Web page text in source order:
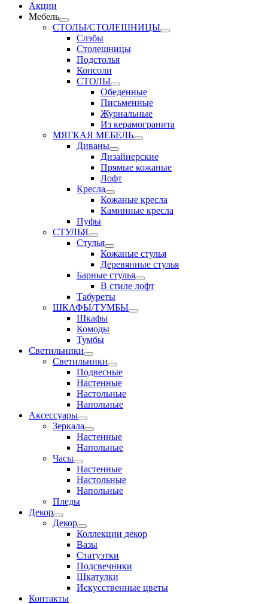
Акции
Мебель
СТОЛЫ/СТОЛЕШНИЦЫ
Слэбы
Столешницы
Подстолья
Консоли
СТОЛЫ
Обеденные
Письменные
Журнальные
Из керамогранита
МЯГКАЯ МЕБЕЛЬ
Диваны
Дизайнерские
Прямые кожаные
Лофт
Кресла
Кожаные кресла
Каминные кресла
Пуфы
СТУЛЬЯ
Стулья
Кожаные стулья
Деревянные стулья
Барные стулья
В стиле лофт
Табуреты
ШКАФЫ/ТУМБЫ
Шкафы
Комоды
Тумбы
Светильники
Светильники
Подвесные
Настенные
Настольные
Напольные
Аксессуары
Зеркала
Настенные
Напольные
Часы
Настенные
Настольные
Напольные
Пледы
Декор
Декор
Коллекции декор
Вазы
Статуэтки
Подсвечники
Шкатулки
Искусственные цветы
Контакты